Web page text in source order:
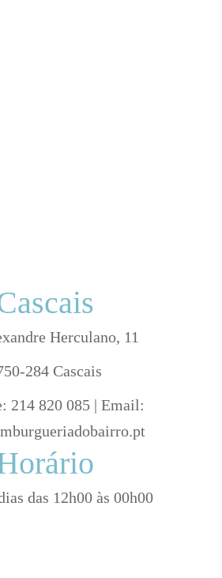
Herculano, 11
284 Cascais
214 820 085 | Email:
das 12h00 às 00h00